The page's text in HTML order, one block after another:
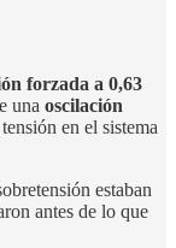
forzada a 0,63
una oscilación
en el sistema
estaban
antes de lo que